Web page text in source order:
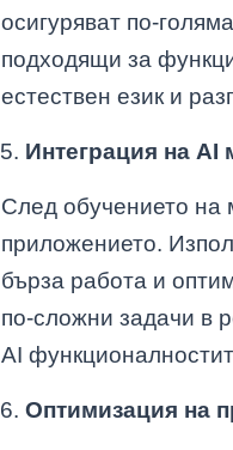
осигуряват по-
подходящи за
естествен език и
Интеграция на
След обучението на
приложението.
бърза работа и
по-сложни задачи в
AI
Оптимизация на